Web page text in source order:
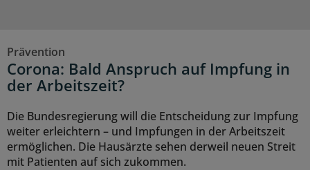
Prävention
Corona: Bald Anspruch auf Impfung in
der Arbeitszeit?
Die Bundesregierung will die Entscheidung zur Impfung
weiter erleichtern – und Impfungen in der Arbeitszeit
ermöglichen. Die Hausärzte sehen derweil neuen Streit
mit Patienten auf sich zukommen.